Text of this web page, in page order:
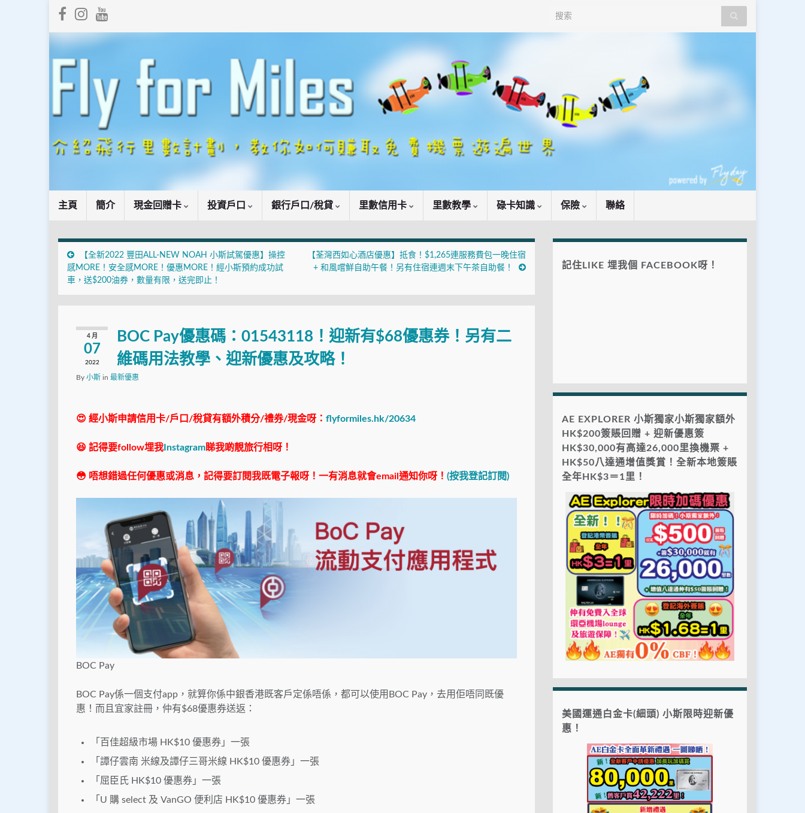
Search for:
主頁 簡介 現金回贈卡 投資戶口 銀行戶口/稅貸 里數信用卡 里數教學 碌卡知識 保險 聯絡
【全新2022 豐田ALL-NEW NOAH 小斯試駕優惠】操控
感MORE！安全感MORE！優惠MORE！經小斯預約成功試
車，送$200油券，數量有限，送完即止！
【荃灣西如心酒店優惠】抵食！$1,265連服務費包一晚住宿
+ 和風嚐鮮自助午餐！另有住宿連週末下午茶自助餐！
4 月
07
2022
BOC Pay優惠碼：01543118！迎新有$68優惠券！另有二
維碼用法教學、迎新優惠及攻略！
By 小斯 in 最新優惠
😍 經小斯申請信用卡/戶口/稅貸有額外積分/禮券/現金呀： flyformiles.hk/20634
😆 記得要follow埋我 Instagram睇我啲靚旅行相呀！
😳 唔想錯過任何優惠或消息，記得要訂閱我既電子報呀！一有消息就會email通知你呀！ (按我登記訂閱)
BOC Pay
BOC Pay係一個支付app，就算你係中銀香港既客戶定係唔係，都可以使用BOC Pay，去用佢唔同既優
惠！而且宜家註冊，仲有$68優惠券送返：
「百佳超級市場 HK$10 優惠券」一張
「譚仔雲南 米線及譚仔三哥米線 HK$10 優惠券」一張
「屈臣氏 HK$10 優惠券」一張
「U 購 select 及 VanGO 便利店 HK$10 優惠券」一張
記住LIKE 埋我個 FACEBOOK呀！
AE EXPLORER 小斯獨家小斯獨家額外
HK$200簽賬回贈 + 迎新優惠簽
HK$30,000有高達26,000里換機票 +
HK$50八達通增值獎賞！全新本地簽賬
全年HK$3＝1里！
美國運通白金卡(細頭) 小斯限時迎新優
惠！